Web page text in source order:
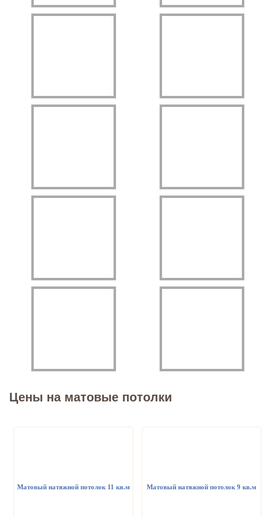
Цены на матовые потолки
Матовый натяжной потолок 11 кв.м Матовый натяжной потолок 9 кв.м